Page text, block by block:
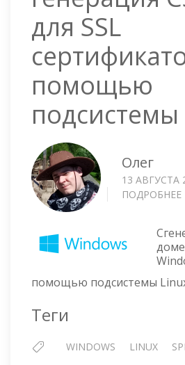
для SSL
помощью
Олег
13 АВГУСТА
ПОДРОБНЕЕ
помощью подсистемы
Теги
WINDOWS LINUX